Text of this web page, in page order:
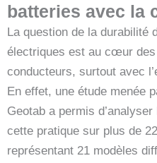
batteries avec la
La question de la durabilité
électriques est au cœur
conducteurs, surtout avec
En effet, une étude menée
Geotab a permis
cette pratique sur plus de
représentant 21 modèles